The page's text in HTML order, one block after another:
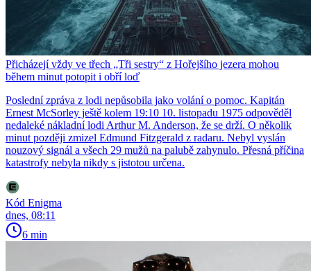
Přicházejí vždy ve třech „Tři sestry“ z Hořejšího jezera mohou
během minut potopit i obří loď
Poslední zpráva z lodi nepůsobila jako volání o pomoc. Kapitán
Ernest McSorley ještě kolem 19:10 10. listopadu 1975 odpověděl
nedaleké nákladní lodi Arthur M. Anderson, že se drží. O několik
minut později zmizel Edmund Fitzgerald z radaru. Nebyl vyslán
nouzový signál a všech 29 mužů na palubě zahynulo. Přesná příčina
katastrofy nebyla nikdy s jistotou určena.
Kód Enigma
dnes, 08:11
6 min